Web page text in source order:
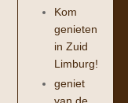
Kom
genieten
in Zuid
Limburg!
geniet
van de